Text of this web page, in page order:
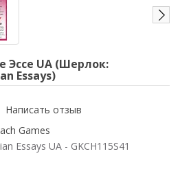
Эссе UA (Шерлок:
Essays)
Написать отзыв
Games
Essays UA - GKCH115S41